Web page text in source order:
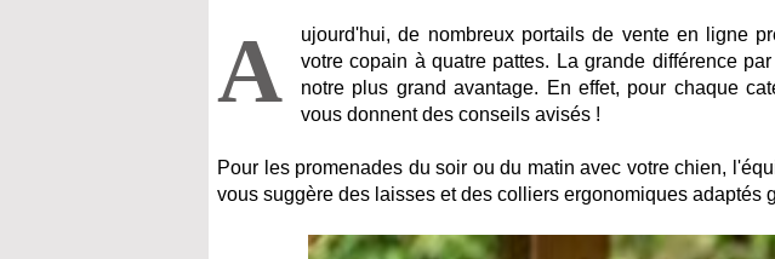
A
ujourd'hui, de nombreux portails de vente en ligne
votre copain à quatre pattes. La grande différence
notre plus grand avantage. En effet, pour chaque
vous donnent des conseils avisés !
Pour les promenades du soir ou du matin avec votre chien,
vous suggère des laisses et des colliers ergonomiques adaptés